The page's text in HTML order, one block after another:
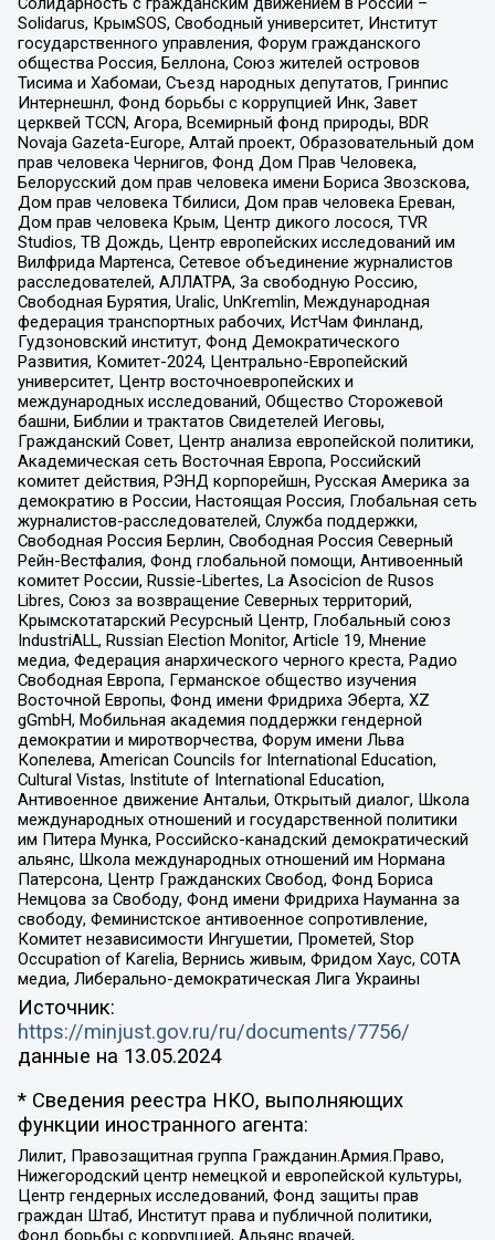
Solidarus, КрымSOS, Свободный университет, Институт
государственного управления, Форум гражданского
общества Россия, Беллона, Союз жителей островов
Тисима и Хабомаи, Съезд народных депутатов, Гринпис
Интернешнл, Фонд борьбы с коррупцией Инк, Завет
церквей TCCN, Агора, Всемирный фонд природы, BDR
Novaja Gazeta-Europe, Алтай проект, Образовательный дом
прав человека Чернигов, Фонд Дом Прав Человека,
Белорусский дом прав человека имени Бориса Звозскова,
Дом прав человека Тбилиси, Дом прав человека Ереван,
Дом прав человека Крым, Центр дикого лосося, TVR
Studios, ТВ Дождь, Центр европейских исследований им
Вилфрида Мартенса, Сетевое объединение журналистов
расследователей, АЛЛАТРА, За свободную Россию,
Свободная Бурятия, Uralic, UnKremlin, Международная
федерация транспортных рабочих, ИстЧам Финланд,
Гудзоновский институт, Фонд Демократического
Развития, Комитет-2024, Центрально-Европейский
университет, Центр восточноевропейских и
международных исследований, Общество Сторожевой
башни, Библии и трактатов Свидетелей Иеговы,
Гражданский Совет, Центр анализа европейской политики,
Академическая сеть Восточная Европа, Российский
комитет действия, РЭНД корпорейшн, Русская Америка за
демократию в России, Настоящая Россия, Глобальная сеть
журналистов-расследователей, Служба поддержки,
Свободная Россия Берлин, Свободная Россия Северный
Рейн-Вестфалия, Фонд глобальной помощи, Антивоенный
комитет России, Russie-Libertes, La Asocicion de Rusos
Libres, Союз за возвращение Северных территорий,
Крымскотатарский Ресурсный Центр, Глобальный союз
IndustriALL, Russian Election Monitor, Article 19, Мнение
медиа, Федерация анархического черного креста, Радио
Свободная Европа, Германское общество изучения
Восточной Европы, Фонд имени Фридриха Эберта, XZ
gGmbH, Мобильная академия поддержки гендерной
демократии и миротворчества, Форум имени Льва
Копелева, American Councils for International Education,
Cultural Vistas, Institute of International Education,
Антивоенное движение Антальи, Открытый диалог, Школа
международных отношений и государственной политики
им Питера Мунка, Российско-канадский демократический
альянс, Школа международных отношений им Нормана
Патерсона, Центр Гражданских Свобод, Фонд Бориса
Немцова за Свободу, Фонд имени Фридриха Науманна за
свободу, Феминистское антивоенное сопротивление,
Комитет независимости Ингушетии, Прометей, Stop
Occupation of Karelia, Вернись живым, Фридом Хаус, СОТА
медиа, Либерально-демократическая Лига Украины
Источник:
https://minjust.gov.ru/ru/documents/7756/
данные на 13.05.2024
* Сведения реестра НКО, выполняющих
функции иностранного агента:
Лилит, Правозащитная группа Гражданин.Армия.Право,
Нижегородский центр немецкой и европейской культуры,
Центр гендерных исследований, Фонд защиты прав
граждан Штаб, Институт права и публичной политики,
Фонд борьбы с коррупцией, Альянс врачей,